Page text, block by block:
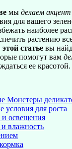
мы делаем акцент
для вашего
наиболее
растению
этой статье вы
помогут вам
ее красотой.
Монстеры
условия для роста
освещения
влажность